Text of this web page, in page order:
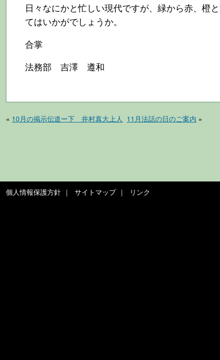
日々なにかと忙しい現代ですが、緑から赤、橙
てはいかがでしょうか。
合掌
法務部 吉澤 遵和
« 10月の掲示伝道ー下 井村真大上人 11月法話の日のご案内 »
個人情報保護方針 サイトマップ リンク